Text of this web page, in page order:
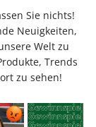
Sie nichts!
Neuigkeiten,
Welt zu
Trends
zu sehen!